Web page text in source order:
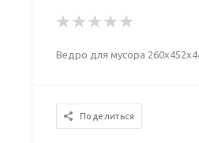
Ведро для мусора
Поделиться